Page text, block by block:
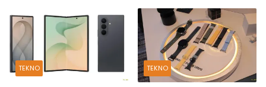
dan Fitur Kesehatan Baru
TEKNO TEKNO